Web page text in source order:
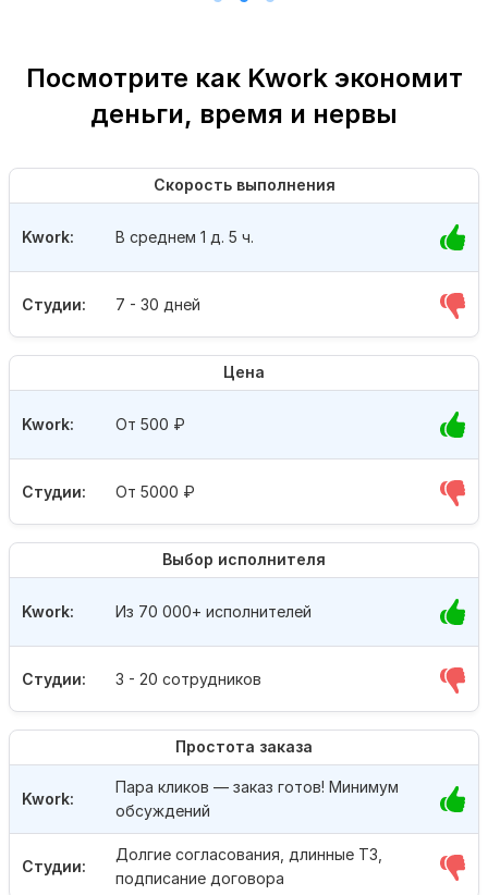
Посмотрите как Kwork экономит
деньги, время и нервы
Скорость выполнения
Студии: 7 - 30 дней
Kwork: В среднем 1 д. 5 ч.
Цена
Студии: От 5000 ₽
Kwork: От 500 ₽
Выбор исполнителя
Студии: 3 - 20 сотрудников
Kwork: Из 70 000+ исполнителей
Простота заказа
Студии:
Долгие согласования, длинные ТЗ,
подписание договора
Kwork:
Пара кликов — заказ готов! Минимум
обсуждений